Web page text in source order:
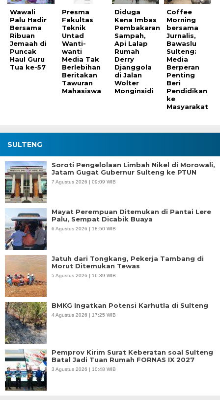
Wawali
Palu Hadir
Bersama
Ribuan
Jemaah di
Puncak
Haul Guru
Tua ke-57
Presma
Fakultas
Teknik
Untad
Wanti-
wanti
Media Tak
Berlebihan
Beritakan
Tawuran
Mahasiswa
Diduga
Kena Imbas
Pembakaran
Sampah,
Api Lalap
Rumah
Derry
Djanggola
di Jalan
Wolter
Monginsidi
Coffee
Morning
bersama
Jurnalis,
Bawaslu
Sulteng:
Media
Berperan
Penting
Beri
Pendidikan
ke
Masyarakat
SULTENG
Soroti Pengelolaan Limbah Nikel di Morowali,
Jatam Gugat Gubernur Sulteng ke PTUN
7 Agustus 2026 | 09:09 WIB
Mayat Perempuan Ditemukan di Pantai Lere
Palu, Sempat Dicabik Buaya
6 Agustus 2026 | 18:50 WIB
Jatuh dari Tongkang, Pekerja Tambang di
Morut Ditemukan Tewas
5 Agustus 2026 | 16:39 WIB
BMKG Ingatkan Potensi Karhutla di Sulteng
4 Agustus 2026 | 17:25 WIB
Pemprov Kirim Surat Keberatan soal Sulteng
Batal Jadi Tuan Rumah FORNAS IX 2027
3 Agustus 2026 | 10:48 WIB